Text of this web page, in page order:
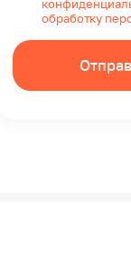
обработку